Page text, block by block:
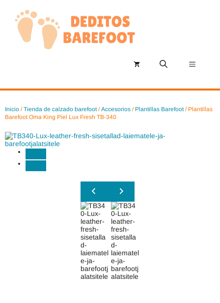
contenido
Menú
Inicio /Tienda de calzado barefoot/Accesorios / Plantillas Barefoot/ Plantillas
Barefoot Oma King Piel Lux Fresh TB-340